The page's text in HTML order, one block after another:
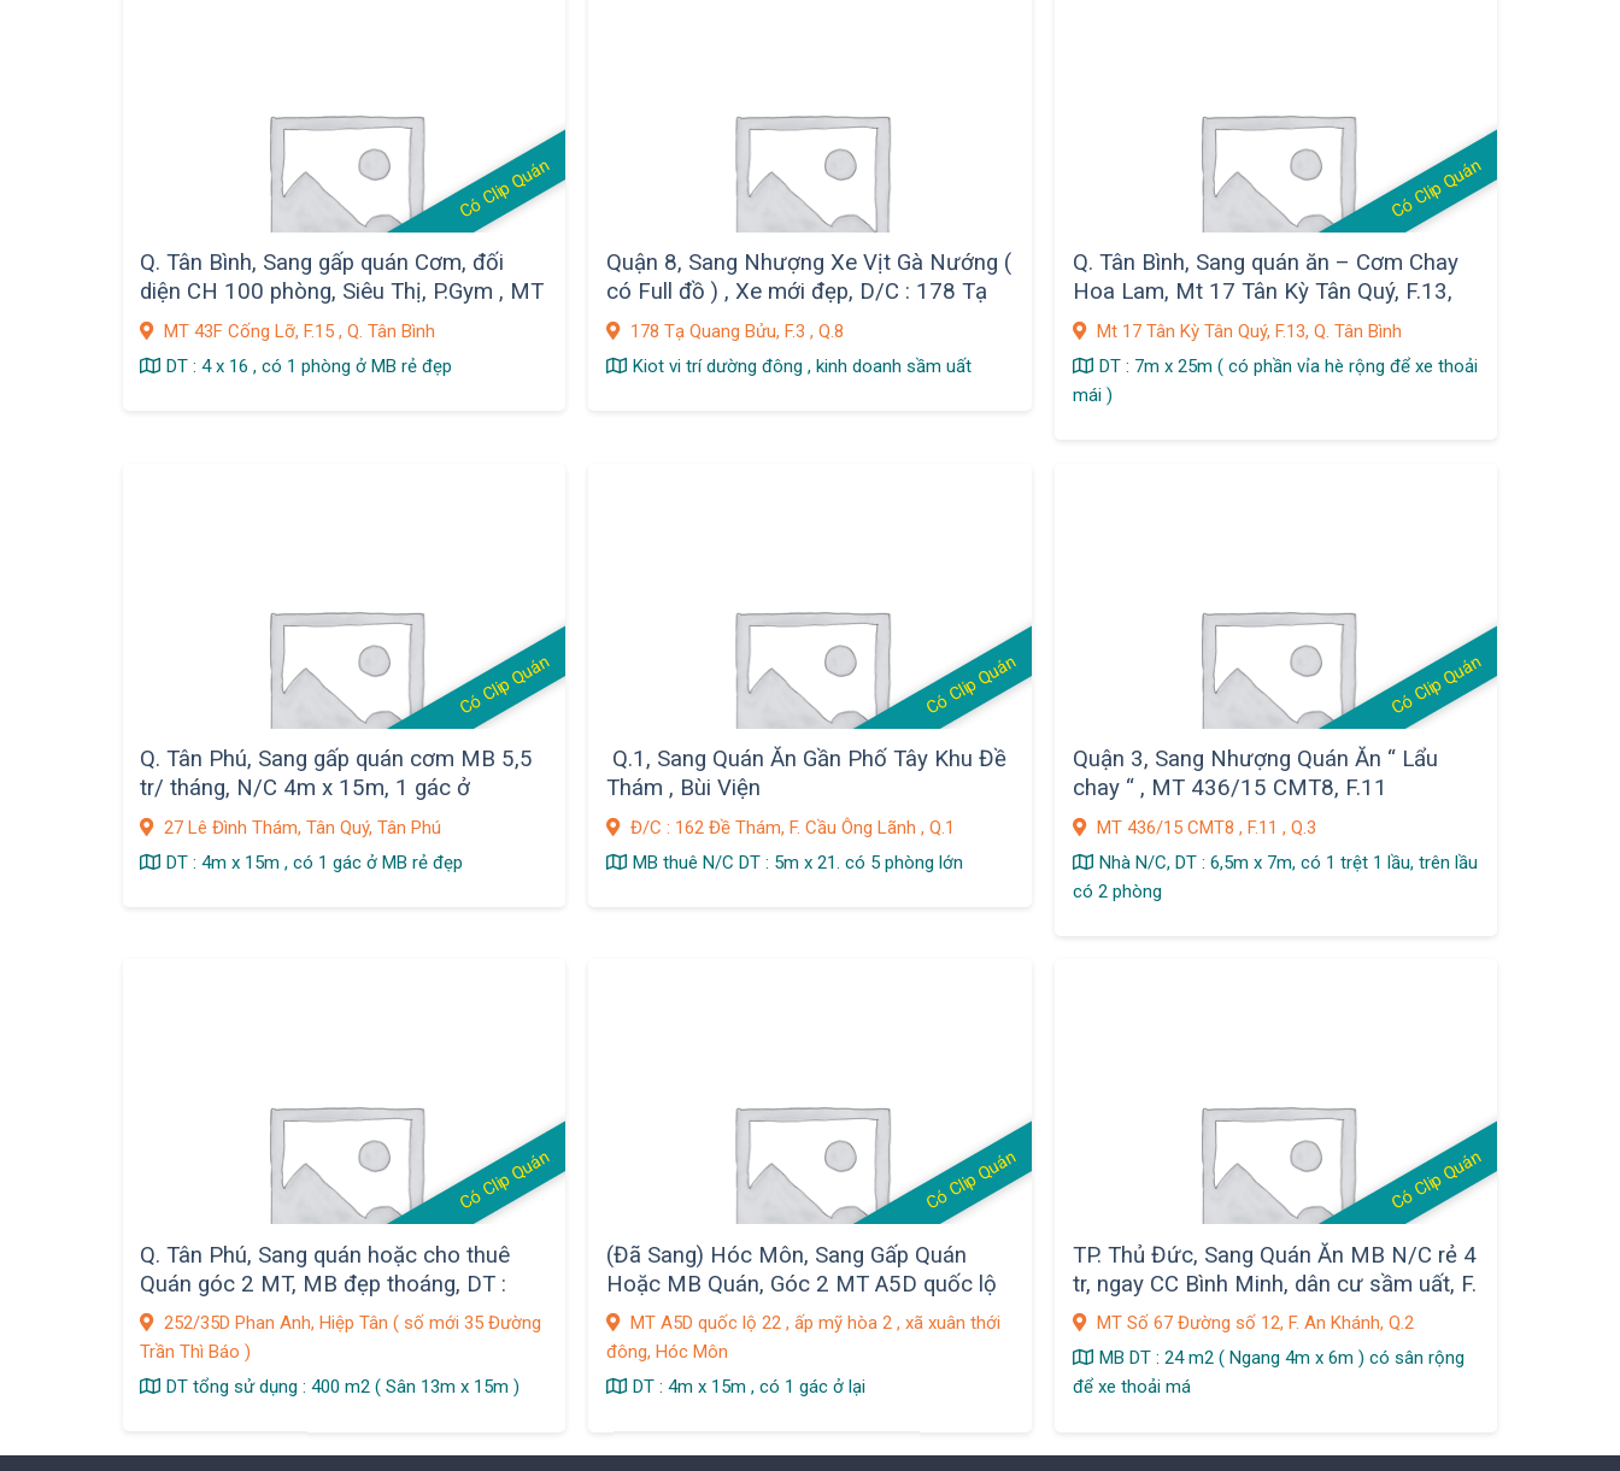
Có Clip Quán
Q. Tân Bình, Sang gấp quán Cơm, đối
diện CH 100 phòng, Siêu Thị, P.Gym , MT
Đường 43F Cống Lỡ , F.15
MT 43F Cống Lỡ, F.15 , Q. Tân Bình
DT : 4 x 16 , có 1 phòng ở MB rẻ đẹp
Quận 8, Sang Nhượng Xe Vịt Gà Nướng (
có Full đồ ) , Xe mới đẹp, D/C : 178 Tạ
Quang Bửu, F.3
178 Tạ Quang Bửu, F.3 , Q.8
Kiot vi trí dường đông , kinh doanh sầm uất
Có Clip Quán
Q. Tân Bình, Sang quán ăn – Cơm Chay
Hoa Lam, Mt 17 Tân Kỳ Tân Quý, F.13,
Mt 17 Tân Kỳ Tân Quý, F.13, Q. Tân Bình
DT : 7m x 25m ( có phần vỉa hè rộng để xe thoải
mái )
Có Clip Quán
Q. Tân Phú, Sang gấp quán cơm MB 5,5
tr/ tháng, N/C 4m x 15m, 1 gác ở
27 Lê Đình Thám, Tân Quý, Tân Phú
DT : 4m x 15m , có 1 gác ở MB rẻ đẹp
Có Clip Quán
Q.1, Sang Quán Ăn Gần Phố Tây Khu Đề
Thám , Bùi Viện
Đ/C : 162 Đề Thám, F. Cầu Ông Lãnh , Q.1
MB thuê N/C DT : 5m x 21. có 5 phòng lớn
Có Clip Quán
Quận 3, Sang Nhượng Quán Ăn “ Lẩu
chay “ , MT 436/15 CMT8, F.11
MT 436/15 CMT8 , F.11 , Q.3
Nhà N/C, DT : 6,5m x 7m, có 1 trệt 1 lầu, trên lầu
có 2 phòng
Có Clip Quán
Q. Tân Phú, Sang quán hoặc cho thuê
Quán góc 2 MT, MB đẹp thoáng, DT :
400 m2, 252/ đường Phan Anh, F. Hiệp
Tân
252/35D Phan Anh, Hiệp Tân ( số mới 35 Đường
Trần Thì Báo )
DT tổng sử dụng : 400 m2 ( Sân 13m x 15m )
Có Clip Quán
(Đã Sang) Hóc Môn, Sang Gấp Quán
Hoặc MB Quán, Góc 2 MT A5D quốc lộ
22 , ấp mỹ hòa 2 , xã xuân thới đông
MT A5D quốc lộ 22 , ấp mỹ hòa 2 , xã xuân thới
đông, Hóc Môn
DT : 4m x 15m , có 1 gác ở lại
Có Clip Quán
TP. Thủ Đức, Sang Quán Ăn MB N/C rẻ 4
tr, ngay CC Bình Minh, dân cư sầm uất, F.
An Khánh
MT Số 67 Đường số 12, F. An Khánh, Q.2
MB DT : 24 m2 ( Ngang 4m x 6m ) có sân rộng
để xe thoải má